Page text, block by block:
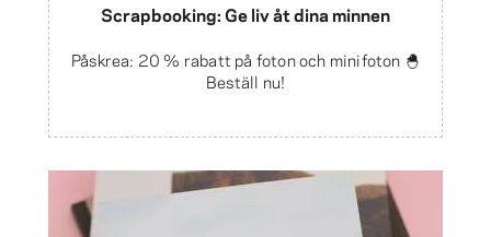
Scrapbooking: Ge liv åt dina minnen
Påskrea: 20 % rabatt på foton och minifoton 🐣
Beställ nu!